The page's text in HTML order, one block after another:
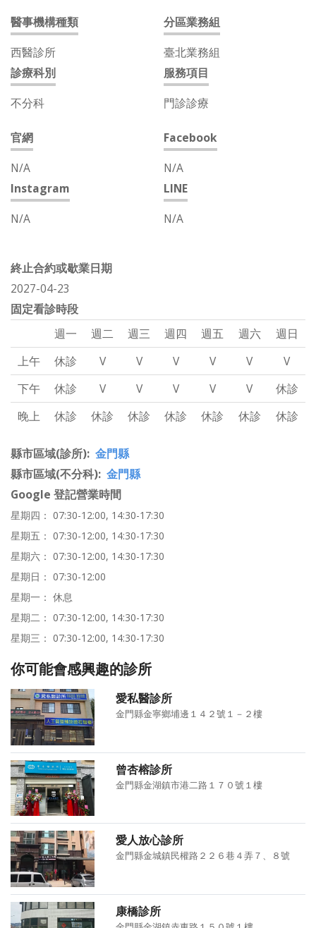
醫事機構種類
西醫診所
分區業務組
臺北業務組
診療科別
不分科
服務項目
門診診療
官網
N/A
Facebook
N/A
Instagram
N/A
LINE
N/A
終止合約或歇業日期
2027-04-23
固定看診時段
週一
週二 週三 週四 週五 週六
週日
上午
休診 V V V V V
V
下午
休診 V V V V V
休診
晚上
休診 休診 休診 休診 休診 休診 休診
縣市區域(診所) 金門縣
縣市區域(不分科) 金門縣
Google 登記營業時間
星期四： 07:30-12:00, 14:30-17:30
星期五： 07:30-12:00, 14:30-17:30
星期六： 07:30-12:00, 14:30-17:30
星期日： 07:30-12:00
星期一： 休息
星期二： 07:30-12:00, 14:30-17:30
星期三： 07:30-12:00, 14:30-17:30
你可能會感興趣的診所
愛私醫診所
金門縣金寧鄉埔邊１４２號１－２樓
曾杏榕診所
金門縣金湖鎮市港二路１７０號１樓
愛人放心診所
金門縣金城鎮民權路２２６巷４弄７、８號
康橋診所